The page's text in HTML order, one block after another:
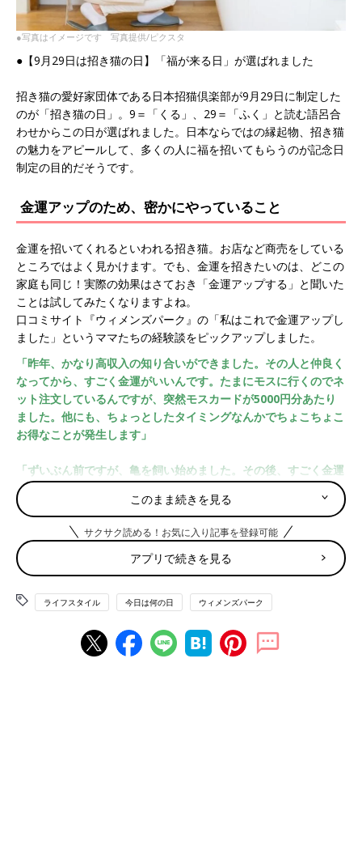
●写真はイメージです 写真提供/ピクスタ
●【9月29日は招き猫の日】「福が来る日」が選ばれました
招き猫の愛好家団体である日本招猫倶楽部が9月29日に制定した
のが「招き猫の日」。9＝「くる」、29＝「ふく」と読む語呂合
わせからこの日が選ばれました。日本ならではの縁起物、招き猫
の魅力をアピールして、多くの人に福を招いてもらうのが記念日
制定の目的だそうです。
金運アップのため、密かにやっていること
金運を招いてくれるといわれる招き猫。お店など商売をしている
ところではよく見かけます。でも、金運を招きたいのは、どこの
家庭も同じ！実際の効果はさておき「金運アップする」と聞いた
ことは試してみたくなりますよね。
口コミサイト『ウィメンズパーク』の「私はこれで金運アップし
ました」というママたちの経験談をピックアップしました。
「昨年、かなり高収入の知り合いができました。その人と仲良く
なってから、すごく金運がいいんです。たまにモスに行くのでネ
ット注文しているんですが、突然モスカードが5000円分あたり
ました。他にも、ちょっとしたタイミングなんかでちょこちょこ
お得なことが発生します」
「ずいぶん前ですが、亀を飼い始めました。その後、すごく金運
が良いのです。去年ですが今まででなかった夏期賞与をいただき
ました。そして先月、シャンプーのキャンペーンで1万円のトラ
ベルギフト券が送られてきました。これは亀のおかげでしょう
か？」
「趣味で懸賞してるのですが、トイレ掃除して数分後に当選品が
届く事が数回ありました。その頃は毎日トイレ掃除してました」
「トイレ掃除は毎日していますが、たまに“本気で掃除の日”を設
けて念入りに掃除をしています。昨日がまさにその日でしたが、
このまま続きを見る
サクサク読める！お気に入り記事を登録可能
アプリで続きを見る
ライフスタイル 今日は何の日 ウィメンズパーク